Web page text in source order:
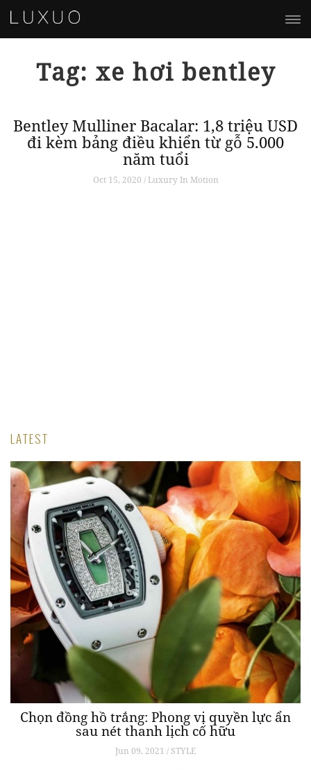
Tag: xe hơi bentley
Bentley Mulliner Bacalar: 1,8 triệu USD
đi kèm bảng điều khiển từ gỗ 5.000
năm tuổi
Oct 15, 2020 / Luxury In Motion
LATEST
Chọn đồng hồ trắng: Phong vị quyền lực ẩn
sau nét thanh lịch cố hữu
Jun 09, 2021 / STYLE